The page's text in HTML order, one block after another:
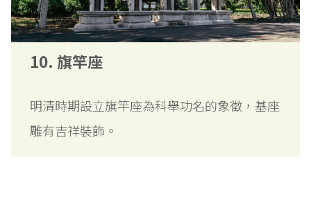
10. 旗竿座
明清時期設立旗竿座為科舉功名的象徵，基座
雕有吉祥裝飾。